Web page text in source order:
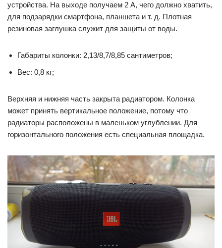
устройства. На выходе получаем 2 А, чего должно хватить,
для подзарядки смартфона, планшета и т. д. Плотная
резиновая заглушка служит для защиты от воды.
Габариты колонки: 2,13/8,7/8,85 сантиметров;
Вес: 0,8 кг;
Верхняя и нижняя часть закрыта радиатором. Колонка
может принять вертикальное положение, потому что
радиаторы расположены в маленьком углублении. Для
горизонтального положения есть специальная площадка.